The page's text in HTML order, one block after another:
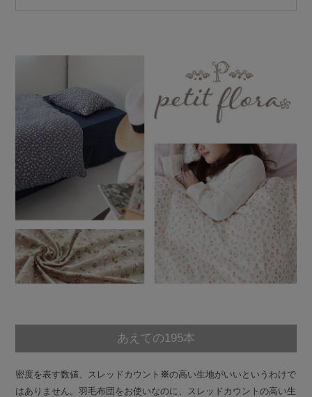
あえての195本
密度を表す数値、スレッドカウント ※の高い生地がいいというわけで
はありません。羽毛布団をお使いなのに、スレッドカウントの高い生